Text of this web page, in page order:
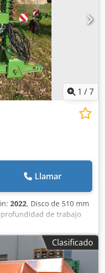
1 /7
Llamar
2022, Disco de 510 mm
de trabajo
de la profundidad
púas C-Mix-Ultra
la profundidad de
hidráulica HD
Tpljfx Abgorf
Clasificado